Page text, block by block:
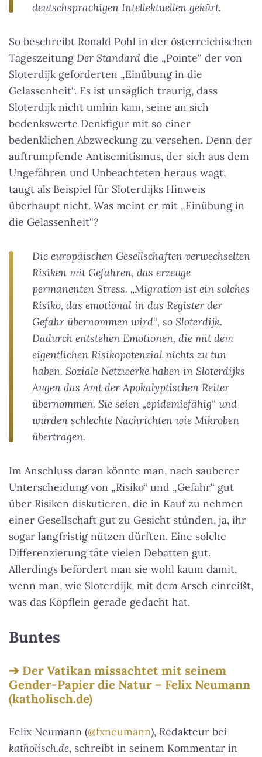
deutschsprachigen Intellektuellen gekürt.
So beschreibt Ronald Pohl in der österreichischen
Tageszeitung Der Standard die „Pointe“ der von
Sloterdijk geforderten „Einübung in die
Gelassenheit“. Es ist unsäglich traurig, dass
Sloterdijk nicht umhin kam, seine an sich
bedenkswerte Denkfigur mit so einer
bedenklichen Abzweckung zu versehen. Denn der
auftrumpfende Antisemitismus, der sich aus dem
Ungefähren und Unbeachteten heraus wagt,
taugt als Beispiel für Sloterdijks Hinweis
überhaupt nicht. Was meint er mit „Einübung in
die Gelassenheit“?
Die europäischen Gesellschaften verwechselten
Risiken mit Gefahren, das erzeuge
permanenten Stress. „Migration ist ein solches
Risiko, das emotional in das Register der
Gefahr übernommen wird“, so Sloterdijk.
Dadurch entstehen Emotionen, die mit dem
eigentlichen Risikopotenzial nichts zu tun
haben. Soziale Netzwerke haben in Sloterdijks
Augen das Amt der Apokalyptischen Reiter
übernommen. Sie seien „epidemiefähig“ und
würden schlechte Nachrichten wie Mikroben
übertragen.
Im Anschluss daran könnte man, nach sauberer
Unterscheidung von „Risiko“ und „Gefahr“ gut
über Risiken diskutieren, die in Kauf zu nehmen
einer Gesellschaft gut zu Gesicht stünden, ja, ihr
sogar langfristig nützen dürften. Eine solche
Differenzierung täte vielen Debatten gut.
Allerdings befördert man sie wohl kaum damit,
wenn man, wie Sloterdijk, mit dem Arsch einreißt,
was das Köpflein gerade gedacht hat.
Buntes
Der Vatikan missachtet mit seinem
Gender-Papier die Natur – Felix Neumann
(katholisch.de)
Felix Neumann (@fxneumann), Redakteur bei
katholisch.de, schreibt in seinem Kommentar in